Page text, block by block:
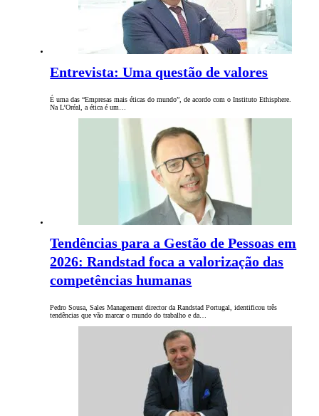
Entrevista: Uma questão de valores
É uma das “Empresas mais éticas do mundo”, de acordo com o Instituto Ethisphere.
Na L’Oréal, a ética é um…
Tendências para a Gestão de Pessoas em
2026: Randstad foca a valorização das
competências humanas
Pedro Sousa, Sales Management director da Randstad Portugal, identificou três
tendências que vão marcar o mundo do trabalho e da…